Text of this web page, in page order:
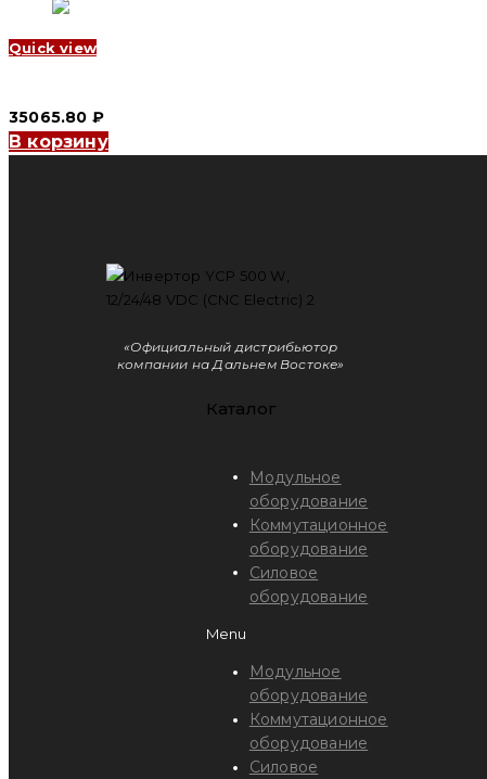
Quick view
35065.80 ₽
В корзину
«Официальный дистрибьютор
компании на Дальнем Востоке»
Каталог
Модульное
оборудование
Коммутационное
оборудование
Силовое
оборудование
Menu
Модульное
оборудование
Коммутационное
оборудование
Силовое